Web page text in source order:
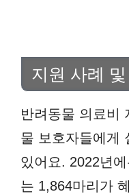
지원 사례
반려동물 의료비
물 보호자들에게
있어요. 2022년
는 1,864마리가